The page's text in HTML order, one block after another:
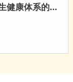
2026年游轮波坦病毒病例对卫生健康体系的多重启示